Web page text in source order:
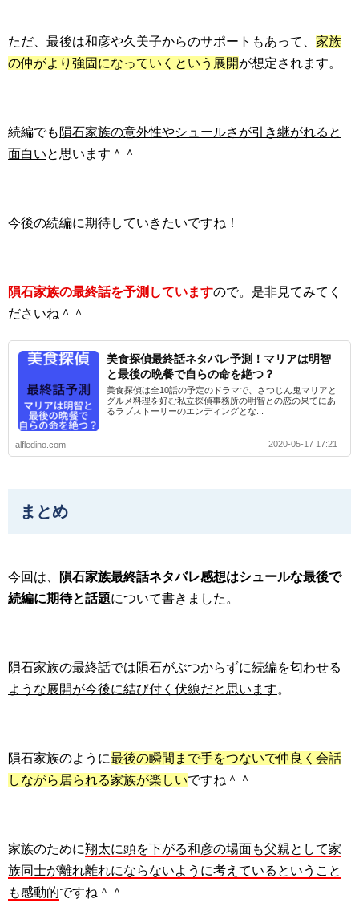
ただ、最後は和彦や久美子からのサポートもあって、 家族
の仲がより強固になっていくという展開が想定されます。
続編でも 隕石家族の意外性やシュールさが引き継がれると
面白いと思います＾＾
今後の続編に期待していきたいですね！
隕石家族の最終話を予測していますので。是非見てみてく
ださいね＾＾
美食探偵最終話ネタバレ予測！マリアは明智
と最後の晩餐で自らの命を絶つ？
美食探偵は全10話の予定のドラマで、さつじん鬼マリアと
グルメ料理を好む私立探偵事務所の明智との恋の果てにあ
るラブストーリーのエンディングとな...
alfledino.com 2020-05-17 17:21
まとめ
今回は、
隕石家族最終話ネタバレ感想はシュールな最後で
続編に期待と話題について書きました。
隕石家族の最終話では隕石がぶつからずに続編を匂わせる
ような展開が今後に結び付く伏線だと思います。
隕石家族のように最後の瞬間まで手をつないで仲良く会話
しながら居られる家族が楽しいですね＾＾
家族のために翔太に頭を下がる和彦の場面も父親として家
族同士が離れ離れにならないように考えているということ
も感動的ですね＾＾